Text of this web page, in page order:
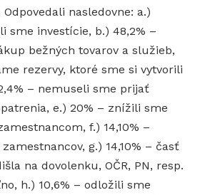
nasledovne: a.)
sme investície, b.) 48,2% –
bežných tovarov a služieb,
rezervy, ktoré sme si vytvorili
– nemuseli sme prijať
e.) 20% – znížili sme
f.) 14,10% –
g.) 14,10% – časť
na dovolenku, OČR, PN, resp.
h.) 10,6% – odložili sme